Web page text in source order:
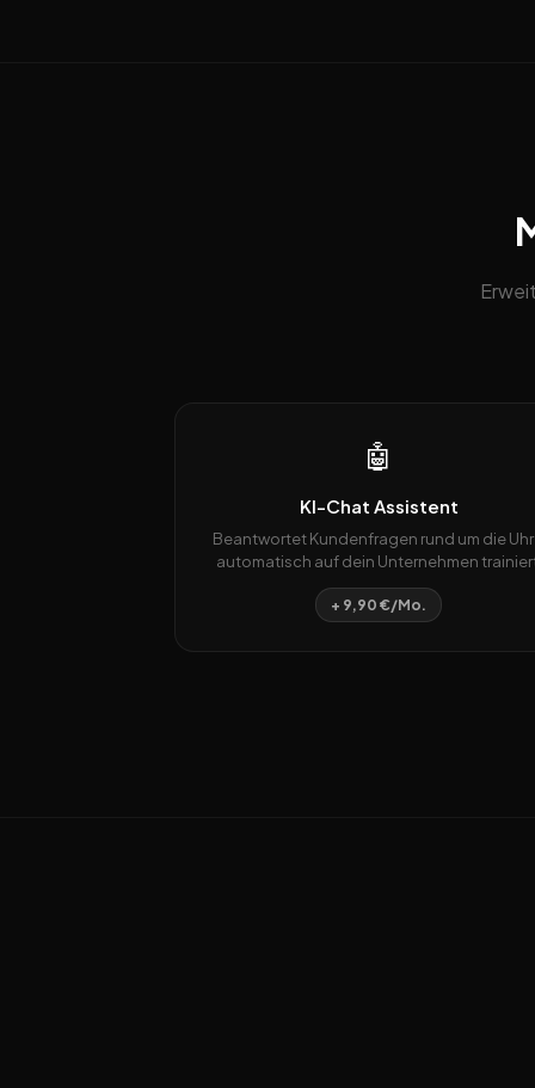
🤖
KI-Chat Assistent
Beantwortet Kundenfragen rund um die Uhr
automatisch auf dein Unternehmen
+ 9,90 €/Mo.